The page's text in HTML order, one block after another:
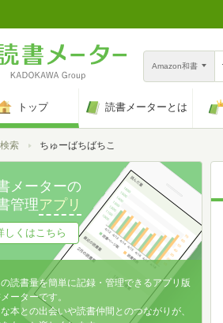
Amazon和書
トップ 読書メーターとは
検索 ちゅーばちばちこ
メーターの
管理アプリ
しくはこちら
の読書量を簡単に記録・管理できるアプリ版
ーターです。
本との出会いや読書仲間とのつながりが、